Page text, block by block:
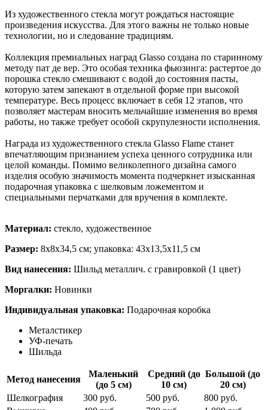
Из художественного стекла могут рождаться настоящие
произведения искусства. Для этого важны не только новые
технологии, но и следование традициям.
Коллекция премиальных наград Glasso создана по старинному
методу пат де вер. Это особая техника фьюзинга: растертое до
порошка стекло смешивают с водой до состояния пасты,
которую затем запекают в отдельной форме при высокой
температуре. Весь процесс включает в себя 12 этапов, что
позволяет мастерам вносить мельчайшие изменения во время
работы, но также требует особой скрупулезности исполнения.
Награда из художественного стекла Glasso Flame станет
впечатляющим признанием успеха ценного сотрудника или
целой команды. Помимо великолепного дизайна самого
изделия особую значимость момента подчеркнет изысканная
подарочная упаковка с шелковым ложементом и
специальными перчатками для вручения в комплекте.
Материал: стекло, художественное
Размер: 8х8х34,5 см; упаковка: 43х13,5х11,5 см
Вид нанесения: Шильд металлич. с гравировкой (1 цвет)
Моргалки: Новинки
Индивидуальная упаковка: Подарочная коробка
Металстикер
УФ-печать
Шильда
Метод нанесения
Маленький
(до 5 см)
Средний (до
10 см)
Большой (до
20 см)
Шелкография
300 руб. 500 руб.
800 руб.